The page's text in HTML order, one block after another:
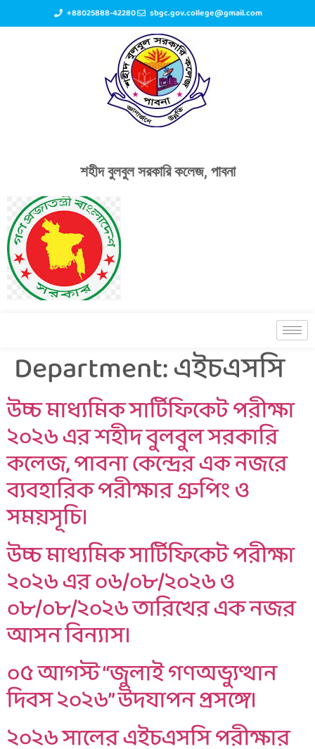
+88025888-42280 sbgc.gov.college@gmail.com
শহীদ বুলবুল সরকারি কলেজ, পাবনা
Department:এইচএসসি
উচ্চ মাধ্যমিক সার্টিফিকেট পরীক্ষা
২০২৬ এর শহীদ বুলবুল সরকারি
কলেজ, পাবনা কেন্দ্রের এক নজরে
ব্যবহারিক পরীক্ষার গ্রুপিং ও
সময়সূচি।
উচ্চ মাধ্যমিক সার্টিফিকেট পরীক্ষা
২০২৬ এর ০৬/০৮/২০২৬ ও
০৮/০৮/২০২৬ তারিখের এক নজর
আসন বিন্যাস।
০৫ আগস্ট “জুলাই গণঅভ্যুত্থান
দিবস ২০২৬” উদযাপন প্রসঙ্গে।
২০২৬ সালের এইচএসসি পরীক্ষার